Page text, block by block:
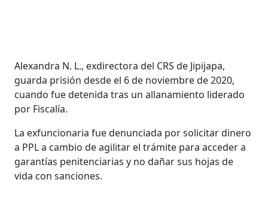
Alexandra N. L., exdirectora del CRS de Jipijapa,
guarda prisión desde el 6 de noviembre de 2020,
cuando fue detenida tras un allanamiento liderado
por Fiscalía.
La exfuncionaria fue denunciada por solicitar dinero
a PPL a cambio de agilitar el trámite para acceder a
garantías penitenciarias y no dañar sus hojas de
vida con sanciones.